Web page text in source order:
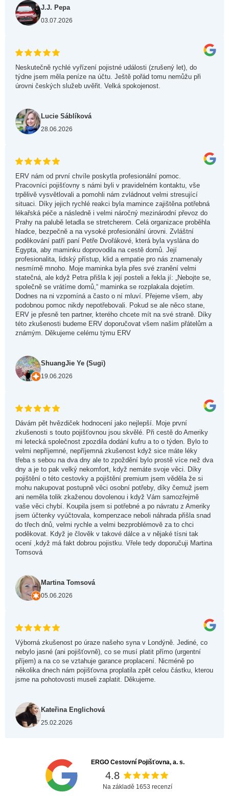
J.J. Pepa
03.07.2026
Neskutečně rychlé vyřízení pojistné události (zrušený let), do
týdne jsem měla peníze na účtu. Ještě pořád tomu nemůžu při
úrovni českých služeb uvěřit. Velká spokojenost.
Lucie Sáblíková
28.06.2026
ERV nám od první chvíle poskytla profesionální pomoc.
Pracovníci pojišťovny s námi byli v pravidelném kontaktu, vše
trpělivě vysvětlovali a pomohli nám zvládnout velmi stresující
situaci. Díky jejich rychlé reakci byla mamince zajištěna potřebná
lékařská péče a následně i velmi náročný mezinárodní převoz do
Prahy na palubě letadla se stretcherem. Celá organizace proběhla
hladce, bezpečně a na vysoké profesionální úrovni. Zvláštní
poděkování patří paní Petře Dvořákové, která byla vyslána do
Egypta, aby maminku doprovodila na cestě domů. Její
profesionalita, lidský přístup, klid a empatie pro nás znamenaly
nesmírně mnoho. Moje maminka byla přes své zranění velmi
statečná, ale když Petra přišla k její posteli a řekla jí: „Nebojte se,
společně se vrátíme domů,“ maminka se rozplakala dojetím.
Dodnes na ni vzpomíná a často o ní mluví. Přejeme všem, aby
podobnou pomoc nikdy nepotřebovali. Pokud se ale něco stane,
ERV je přesně ten partner, kterého chcete mít na své straně. Díky
této zkušenosti budeme ERV doporučovat všem našim přátelům a
známým. Děkujeme celému týmu ERV
ShuangJie Ye (Sugi)
19.06.2026
Dávám pět hvězdiček hodnocení jako nejlepší. Moje první
zkušenosti s touto pojišťovnou jsou skvělé. Při cestě do Ameriky
mi letecká společnost zpozdila dodání kufru a to o týden. Bylo to
velmi nepříjemné, nepříjemná zkušenost když sice máte léky
třeba s sebou na dva dny ale to zpoždění bylo prostě více než dva
dny a je to pak velký nekomfort, když nemáte svoje věci. Díky
pojištění o této cestovky a pojištění premium jsem věděla že si
mohu nakupovat postupně věci osobní potřeby, díky čemuž jsem
ani neměla tolik zkaženou dovolenou i když Vám samozřejmě
vaše věci chybí. Koupila jsem si potřebné a po návratu z Ameriky
jsem účtenky vyúčtovala, kompenzace neboli náhrada přišla snad
do třech dnů, velmi rychle a velmi bezproblémově za to chci
poděkovat. Když je člověk v takové dálce a v nějaké tísni tak
ocení ,když má fakt dobrou pojistku. Vřele tedy doporučuji Martina
Tomsová
Martina Tomsová
05.06.2026
Výborná zkušenost po úraze našeho syna v Londýně. Jediné, co
nebylo jasné (ani pojišťovně), co se musí platit přímo (urgentní
příjem) a na co se vztahuje garance proplacení. Nicméně po
několika dnech nám pojišťovna proplatila zpět celou částku, kterou
jsme na pohotovosti museli zaplatit. Děkujeme.
Kateřina Englichová
25.02.2026
ERGO Cestovní Pojišťovna, a. s.
4.8
Na základě 1653 recenzí